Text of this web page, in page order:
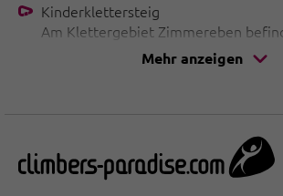
Kinderklettersteig
Am Klettergebiet Zimmereben
Kinderklettersteig. Er eignet sich
jungen Abenteurern den Spaß am
Klettersteige am Knorren
Für alle, die immer schon einmal
Mehr anzeigen